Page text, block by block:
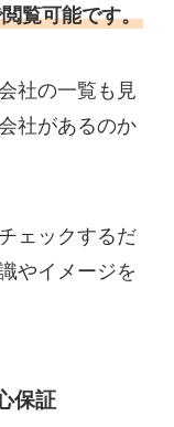
覧可能です。
社の一覧も見
社があるのか
ェックするだ
やイメージを
保証